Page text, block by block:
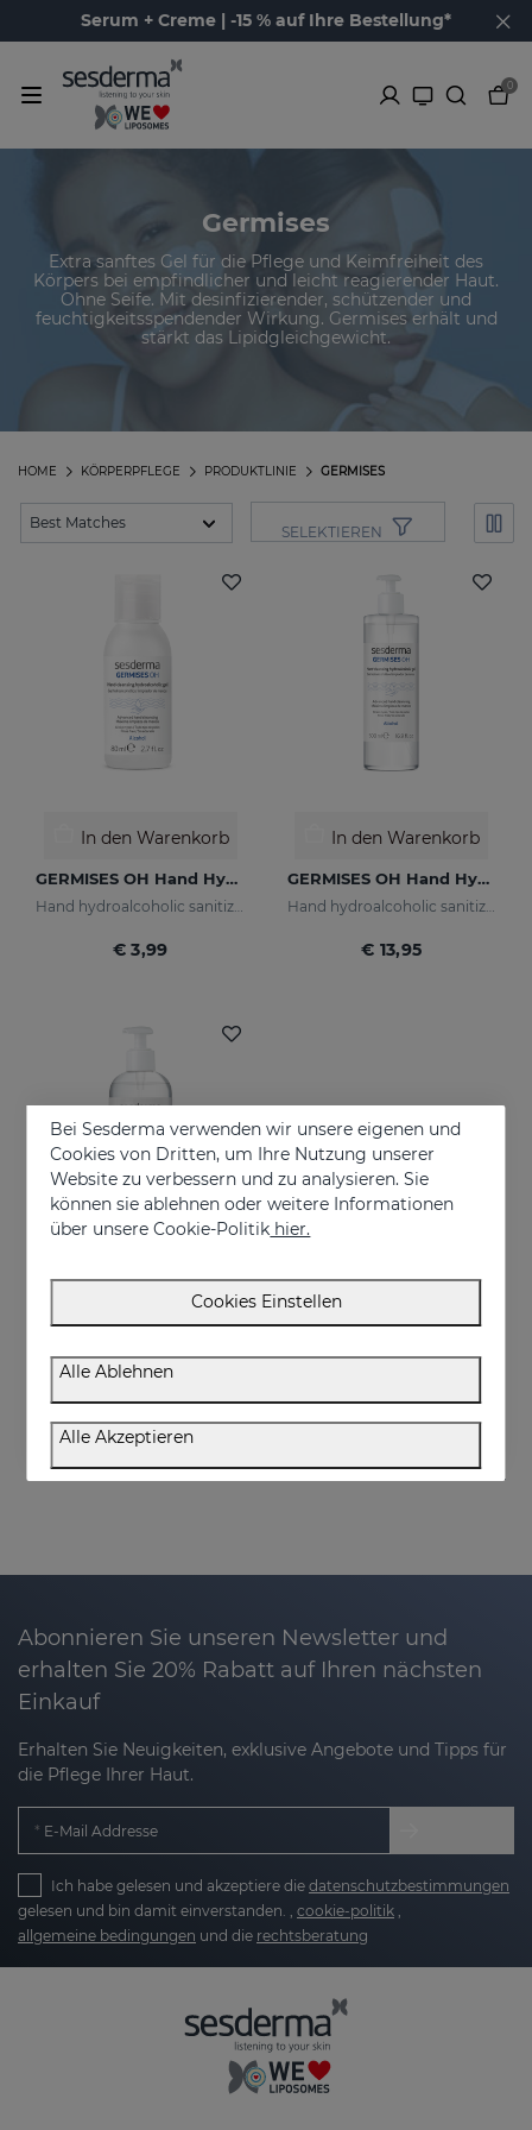
Serum + Creme | -15 % auf Ihre Bestellung*
0
Germises
Extra sanftes Gel für die Pflege und Keimfreiheit des
Körpers bei empfindlicher und leicht reagierender Haut.
Ohne Seife. Mit desinfizierender, schützender und
feuchtigkeitsspendender Wirkung. Germises erhält und
stärkt das Lipidgleichgewicht.
GERMISES
PRODUKTLINIE
KÖRPERPFLEGE
HOME
SELEKTIEREN
In den Warenkorb
GERMISES OH Hand Hydroalcoholic Gel 80ml
Hand hydroalcoholic sanitizing gel with alcohol
€ 3,99
In den Warenkorb
GERMISES OH Hand Hydroalcoholic Gel 500ml
Hand hydroalcoholic sanitizing gel alcohol
€ 13,95
In den Warenkorb
GERMISES OH Hand Hydroalcoholic Gel 250ml
Hand hydroalcoholic sanitizing gel with alcohol
€ 7,95
Abonnieren Sie unseren Newsletter und
erhalten Sie 20% Rabatt auf Ihren nächsten
Einkauf
Erhalten Sie Neuigkeiten, exklusive Angebote und Tipps für
die Pflege Ihrer Haut.
E-Mail Addresse
Ich habe gelesen und akzeptiere die datenschutzbestimmungen
gelesen und bin damit einverstanden. , cookie-politik
allgemeine bedingungen und die rechtsberatung
Bei Sesderma verwenden wir unsere eigenen und
Cookies von Dritten, um Ihre Nutzung unserer
Website zu verbessern und zu analysieren. Sie
können sie ablehnen oder weitere Informationen
über unsere Cookie-Politik hier.
Cookies Einstellen
Alle Ablehnen
Alle Akzeptieren